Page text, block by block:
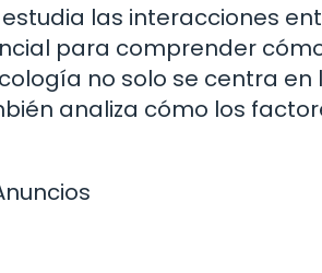
las interacciones
para comprender
no solo se centra en
analiza cómo los